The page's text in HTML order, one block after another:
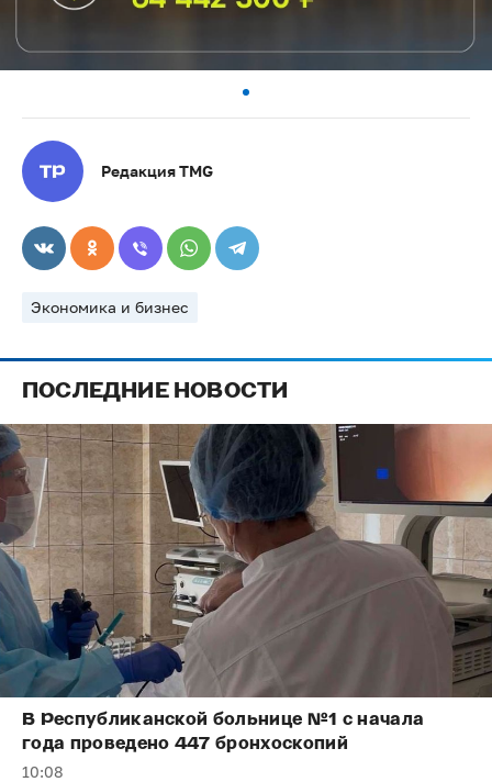
Редакция TMG
Экономика и бизнес
ПОСЛЕДНИЕ НОВОСТИ
В Республиканской больнице №1 с начала
года проведено 447 бронхоскопий
10:08